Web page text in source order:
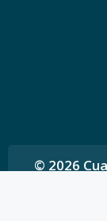
© 2026